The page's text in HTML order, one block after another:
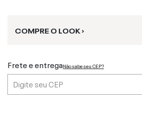
COMPRE O LOOK ›
Frete e entregaNão sabe seu CEP?